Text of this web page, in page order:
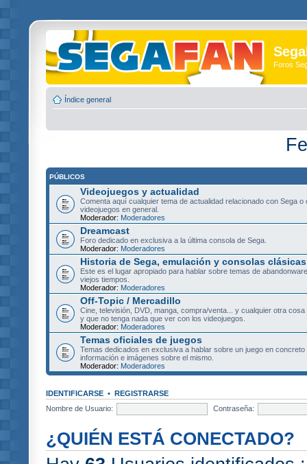
Foros
Índice general
PÚBLICOS
Videojuegos y actualidad
Comenta aquí cualquier tema de actualidad relacionado con Sega o
videojuegos en general.
Moderador: Moderadores
Dreamcast
Foro dedicado en exclusiva a la última consola de Sega.
Moderador: Moderadores
Historia de Sega, emulación y consolas clásicas
Este es el lugar apropiado para hablar sobre temas de
viejos tiempos.
Moderador: Moderadores
Off-Topic / Mercadillo
Cine, televisión, DVD, manga, compra/venta... y cualquier otra
y que no tenga nada que ver con los videojuegos.
Moderador: Moderadores
Temas oficiales de juegos
Temas dedicados en exclusiva a hablar sobre un juego en concreto
información e imágenes sobre el mismo.
Moderador: Moderadores
IDENTIFICARSE • REGISTRARSE
Nombre de Usuario:
Contraseña:
¿QUIÉN ESTÁ CONECTADO?